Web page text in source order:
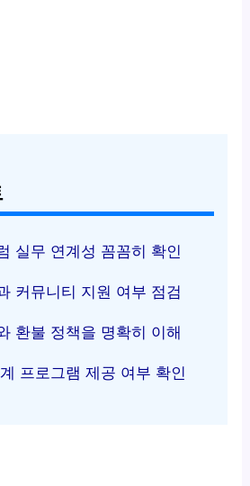
실무 연계성 꼼꼼히 확인
커뮤니티 지원 여부 점검
환불 정책을 명확히 이해
프로그램 제공 여부 확인